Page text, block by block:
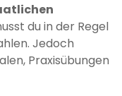
du in der Regel
Jedoch
Praxisübungen